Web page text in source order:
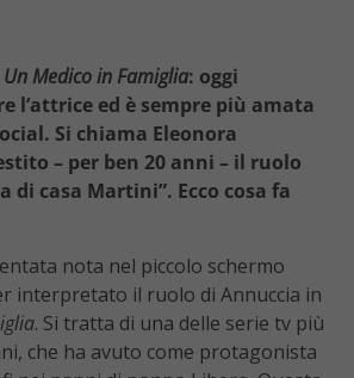
Un Medico in Famiglia: oggi
l’attrice ed è sempre più amata
Si chiama Eleonora
– per ben 20 anni – il ruolo
di casa Martini”. Ecco cosa fa
nota nel piccolo schermo
interpretato il ruolo di Annuccia in
. Si tratta di una delle serie tv più
che ha avuto come protagonista